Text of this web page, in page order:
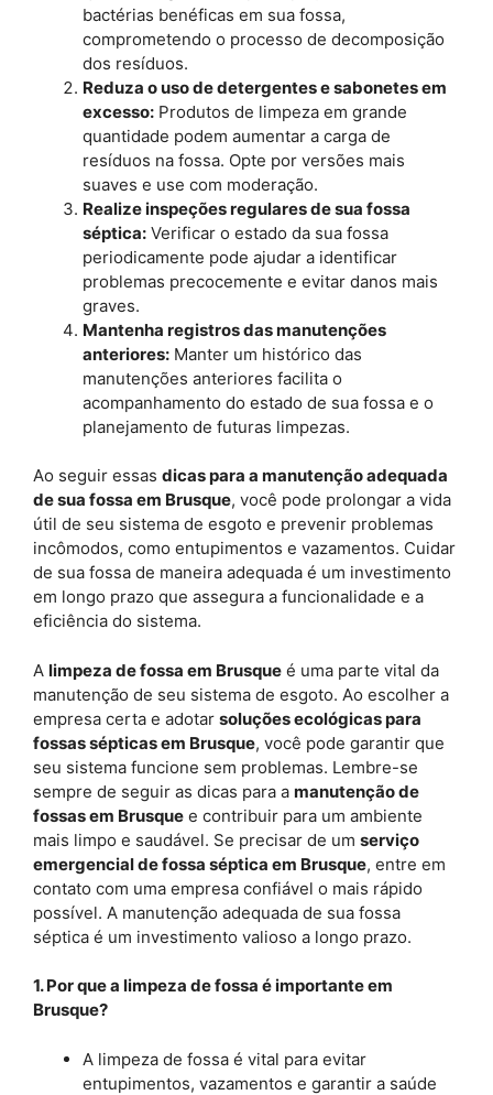
bactérias benéficas em sua fossa,
comprometendo o processo de decomposição
dos resíduos.
Reduza o uso de detergentes e sabonetes em
excesso: Produtos de limpeza em grande
quantidade podem aumentar a carga de
resíduos na fossa. Opte por versões mais
suaves e use com moderação.
Realize inspeções regulares de sua fossa
séptica: Verificar o estado da sua fossa
periodicamente pode ajudar a identificar
problemas precocemente e evitar danos mais
graves.
Mantenha registros das manutenções
anteriores: Manter um histórico das
manutenções anteriores facilita o
acompanhamento do estado de sua fossa e o
planejamento de futuras limpezas.
Ao seguir essas dicas para a manutenção adequada
de sua fossa em Brusque, você pode prolongar a vida
útil de seu sistema de esgoto e prevenir problemas
incômodos, como entupimentos e vazamentos. Cuidar
de sua fossa de maneira adequada é um investimento
em longo prazo que assegura a funcionalidade e a
eficiência do sistema.
A limpeza de fossa em Brusque é uma parte vital da
manutenção de seu sistema de esgoto. Ao escolher a
empresa certa e adotar soluções ecológicas para
fossas sépticas em Brusque, você pode garantir que
seu sistema funcione sem problemas. Lembre-se
sempre de seguir as dicas para a manutenção de
fossas em Brusque e contribuir para um ambiente
mais limpo e saudável. Se precisar de um serviço
emergencial de fossa séptica em Brusque, entre em
contato com uma empresa confiável o mais rápido
possível. A manutenção adequada de sua fossa
séptica é um investimento valioso a longo prazo.
1. Por que a limpeza de fossa é importante em
Brusque?
A limpeza de fossa é vital para evitar
entupimentos, vazamentos e garantir a saúde